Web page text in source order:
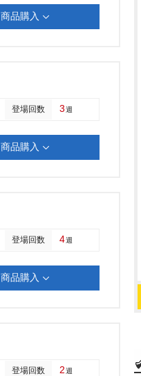
商品購入
登場回数 3週
商品購入
登場回数 4週
商品購入
登場回数 2週